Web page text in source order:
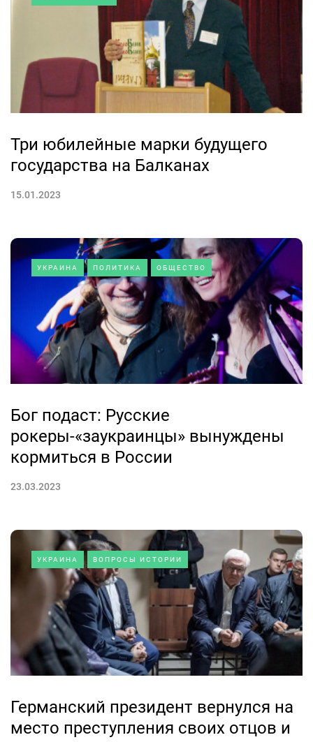
Три юбилейные марки будущего
государства на Балканах
15.01.2023
УКРАИНА ПОЛИТИКА ОБЩЕСТВО
Бог подаст: Русские
рокеры-«заукраинцы» вынуждены
кормиться в России
23.03.2023
УКРАИНА ВОПРОСЫ ИСТОРИИ
Германский президент вернулся на
место преступления своих отцов и